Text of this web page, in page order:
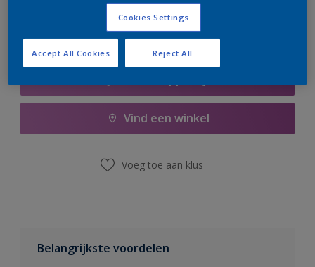
Vind een winkel
Voeg toe aan klus
Belangrijkste voordelen
Cookies Settings
Reject All
Accept All Cookies